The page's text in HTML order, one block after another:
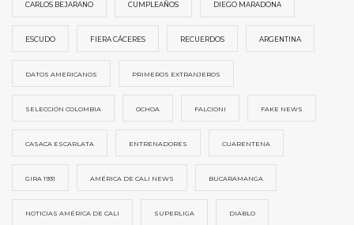
CARLOS BEJARANO CUMPLEAÑOS DIEGO MARADONA
ESCUDO FIERA CÁCERES RECUERDOS ARGENTINA
DATOS AMERICANOS PRIMEROS EXTRANJEROS
SELECCIÓN COLOMBIA OCHOA FALCIONI FAKE NEWS
CASACA ESCARLATA ENTRENADORES CUARENTENA
GIRA 1931 AMÉRICA DE CALI NEWS BUCARAMANGA
NOTICIAS AMÉRICA DE CALI SUPERLIGA DIABLO